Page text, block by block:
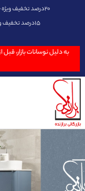
۲۰درصد تخفیف ویژه خرید کابینت و روشویی با کد تخفیف
۱۵درصد تخفیف ویژه خرید شیرآلات با کد تخفیف
به دلیل نوسانات بازار،